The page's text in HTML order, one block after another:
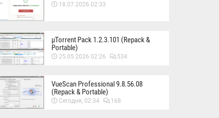
18.07.2026 02:33
µTorrent Pack 1.2.3.101 (Repack &
Portable)
25.05.2026 02:26 534
VueScan Professional 9.8.56.08
(Repack & Portable)
Сегодня, 02:34 168